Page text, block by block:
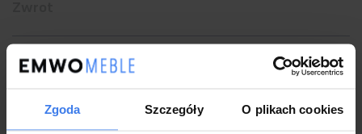
Zgoda Szczegóły O plikach cookies
MOOSEE lampa wisząca LIBERTY 3A złota.
Ekskluzywna i elegancka oprawa, która z powodzeniem ozdobi
wnętrza klasyczne, nowoczesne oraz glamour.